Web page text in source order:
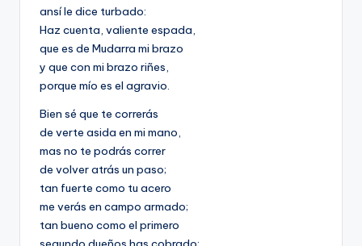
ansí le dice turbado:
Haz cuenta, valiente espada,
que es de Mudarra mi brazo
y que con mi brazo riñes,
porque mío es el agravio.
Bien sé que te correrás
de verte asida en mi mano,
mas no te podrás correr
de volver atrás un paso;
tan fuerte como tu acero
me verás en campo armado;
tan bueno como el primero